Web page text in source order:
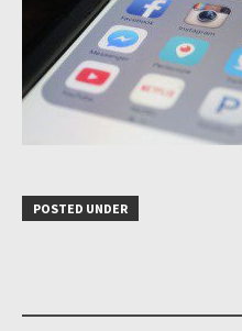
POSTED UNDER